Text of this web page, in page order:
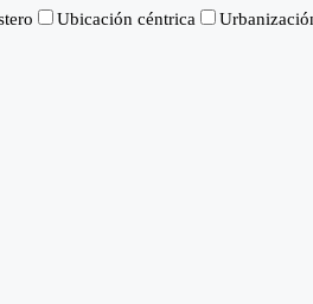
Ubicación céntrica